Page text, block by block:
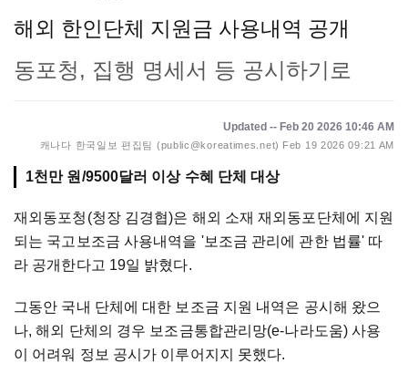
해외 한인단체 지원금 사용내역 공개
동포청, 집행 명세서 등 공시하기로
Updated -- Feb 20 2026 10:46 AM
캐나다 한국일보 편집팀 (public@koreatimes.net) Feb 19 2026 09:21 AM
1천만 원/9500달러 이상 수혜 단체 대상
재외동포청(청장 김경협)은 해외 소재 재외동포단체에 지원
되는 국고보조금 사용내역을 '보조금 관리에 관한 법률' 따
라 공개한다고 19일 밝혔다.
그동안 국내 단체에 대한 보조금 지원 내역은 공시해 왔으
나, 해외 단체의 경우 보조금통합관리망(e-나라도움) 사용
이 어려워 정보 공시가 이루어지지 못했다.